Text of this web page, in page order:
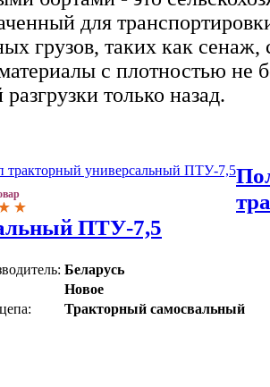
для
грузов, таких как
с плотностью не
только назад.
ПТУ-7,5
Беларусь
Новое
Тракторный самосвальный